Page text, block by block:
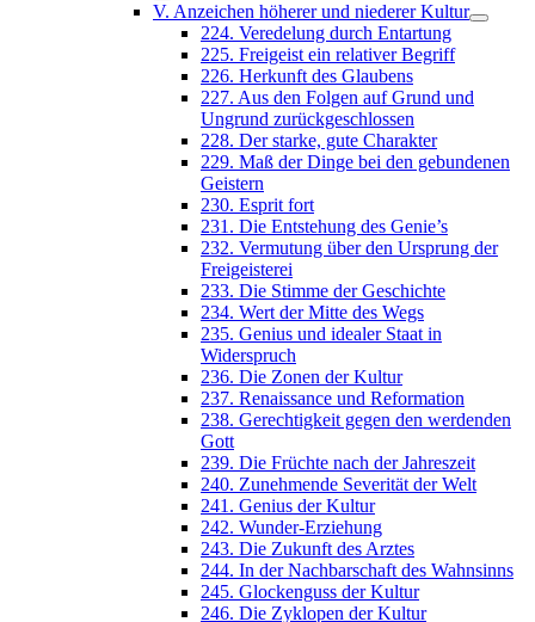
V. Anzeichen höherer und niederer Kultur
224. Veredelung durch Entartung
225. Freigeist ein relativer Begriff
226. Herkunft des Glaubens
227. Aus den Folgen auf Grund und
Ungrund zurückgeschlossen
228. Der starke, gute Charakter
229. Maß der Dinge bei den gebundenen
Geistern
230. Esprit fort
231. Die Entstehung des Genie’s
232. Vermutung über den Ursprung der
Freigeisterei
233. Die Stimme der Geschichte
234. Wert der Mitte des Wegs
235. Genius und idealer Staat in
Widerspruch
236. Die Zonen der Kultur
237. Renaissance und Reformation
238. Gerechtigkeit gegen den werdenden
Gott
239. Die Früchte nach der Jahreszeit
240. Zunehmende Severität der Welt
241. Genius der Kultur
242. Wunder-Erziehung
243. Die Zukunft des Arztes
244. In der Nachbarschaft des Wahnsinns
245. Glockenguss der Kultur
246. Die Zyklopen der Kultur